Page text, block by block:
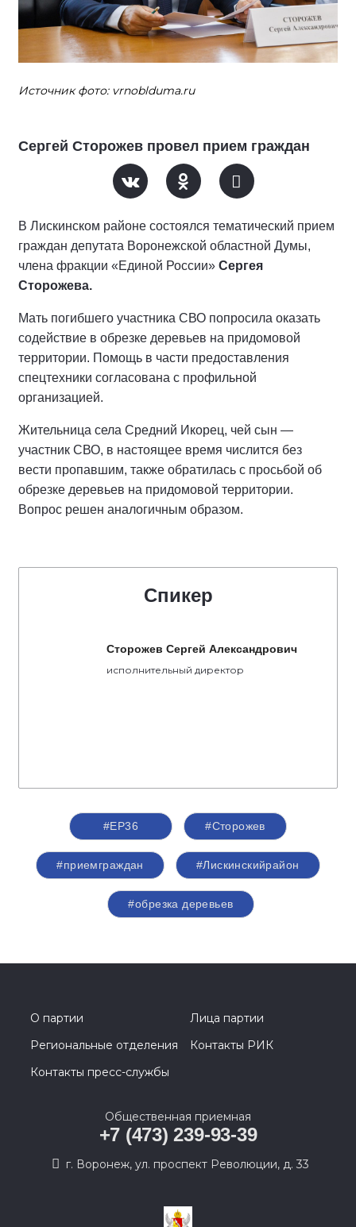
Источник фото: vrnoblduma.ru
Сергей Сторожев провел прием граждан
В Лискинском районе состоялся тематический прием
граждан депутата Воронежской областной Думы,
члена фракции «Единой России» Сергея
Сторожева.
Мать погибшего участника СВО попросила оказать
содействие в обрезке деревьев на придомовой
территории. Помощь в части предоставления
спецтехники согласована с профильной
организацией.
Жительница села Средний Икорец, чей сын —
участник СВО, в настоящее время числится без
вести пропавшим, также обратилась с просьбой об
обрезке деревьев на придомовой территории.
Вопрос решен аналогичным образом.
Спикер
Сторожев Сергей Александрович
исполнительный директор
#ЕР36 #Сторожев
#приемграждан #Лискинскийрайон
#обрезка деревьев
О партии
Лица партии
Региональные отделения
Контакты РИК
Контакты пресс-службы
Общественная приемная
+7 (473) 239-93-39
г. Воронеж, ул. проспект Революции, д. 33